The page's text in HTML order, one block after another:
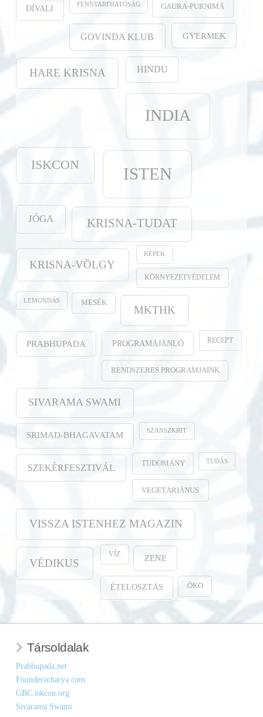
DÍVALI FENNTARTHATÓSÁG GAURA-PURṆIMĀ
GOVINDA KLUB GYERMEK
HARE KRISNA HINDU
INDIA
ISKCON ISTEN
JÓGA KRISNA-TUDAT
KRISNA-VÖLGY
KÉPEK
KÖRNYEZETVÉDELEM
LEMONDÁS MESÉK
MKTHK
PRABHUPADA PROGRAMAJÁNLÓ RECEPT
RENDSZERES PROGRAMJAINK
SIVARAMA SWAMI
SRIMAD-BHAGAVATAM SZANSZKRIT
SZEKÉRFESZTIVÁL TUDOMÁNY TUDÁS
VEGETÁRIÁNUS
VISSZA ISTENHEZ MAGAZIN
VÉDIKUS
VÍZ ZENE
ÉTELOSZTÁS ÖKO
Társoldalak
Prabhupada.net
Founderacharya.com
GBC.iskcon.org
Sivarama Swami